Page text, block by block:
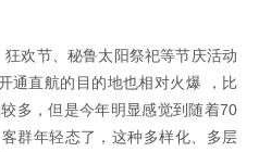
狂欢节、秘鲁太阳祭祀等节庆活动
通直航的目的地也相对火爆 ，比
多，但是今年明显感觉到随着70
群年轻态了，这种多样化、多层